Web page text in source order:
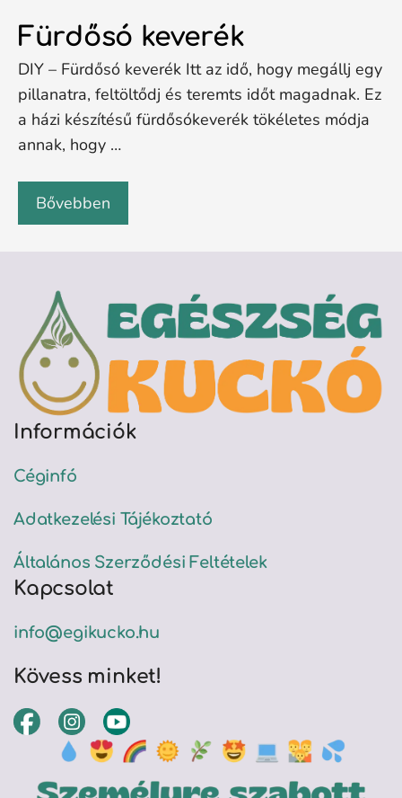
Fürdősó keverék
DIY – Fürdősó keverék Itt az idő, hogy megállj egy
pillanatra, feltöltődj és teremts időt magadnak. Ez
a házi készítésű fürdősókeverék tökéletes módja
annak, hogy …
Bővebben
Információk
Céginfó
Adatkezelési Tájékoztató
Általános Szerződési Feltételek
Kapcsolat
info@egikucko.hu
Kövess minket!